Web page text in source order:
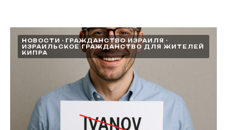
НОВОСТИ
ГРАЖДАНСТВО ИЗРАИЛЯ
ИЗРАИЛЬСКОЕ ГРАЖДАНСТВО ДЛЯ ЖИТЕЛЕЙ
КИПРА